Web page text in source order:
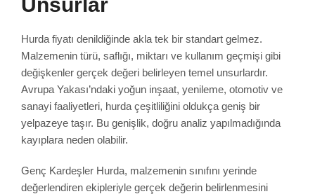
Hurda fiyatı denildiğinde akla tek bir standart gelmez.
Malzemenin türü, saflığı, miktarı ve kullanım geçmişi gibi
değişkenler gerçek değeri belirleyen temel unsurlardır.
Avrupa Yakası’ndaki yoğun inşaat, yenileme, otomotiv ve
sanayi faaliyetleri, hurda çeşitliliğini oldukça geniş bir
yelpazeye taşır. Bu genişlik, doğru analiz yapılmadığında
kayıplara neden olabilir.
Genç Kardeşler Hurda, malzemenin sınıfını yerinde
değerlendiren ekipleriyle gerçek değerin belirlenmesini